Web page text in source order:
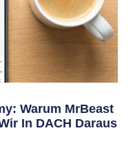
Warum MrBeast
In DACH Daraus